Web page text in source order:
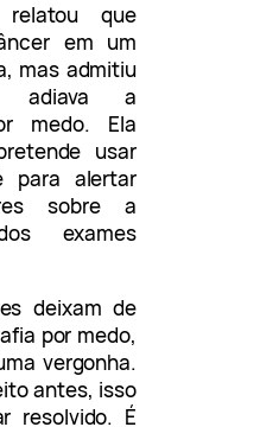
relatou que
em um
mas admitiu
adiava a
medo. Ela
usar
para alertar
sobre a
exames
deixam de
por medo,
vergonha.
antes, isso
resolvido. É